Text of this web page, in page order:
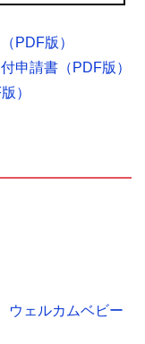
PDF版）
申請書（PDF版）
）
ウェルカムベビー